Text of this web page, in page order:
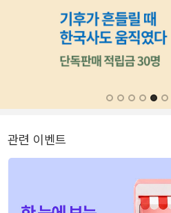
관련 이벤트